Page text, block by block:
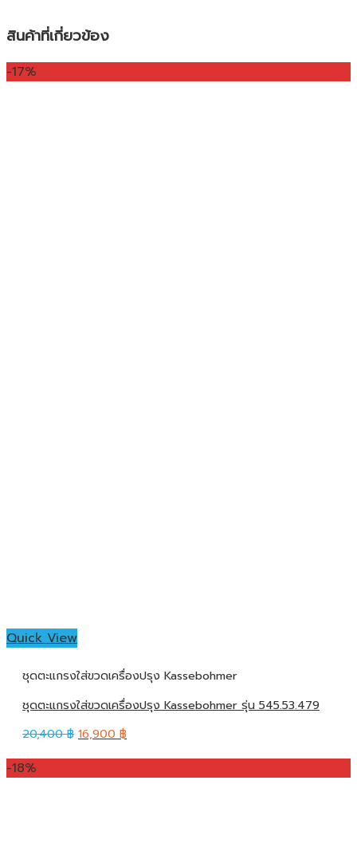
สินค้าที่เกี่ยวข้อง
-17%
Quick View
ชุดตะแกรงใส่ขวดเครื่องปรุง Kassebohmer
ชุดตะแกรงใส่ขวดเครื่องปรุง Kassebohmer รุ่น 545.53.479
20,400฿ 16,900 ฿
-18%